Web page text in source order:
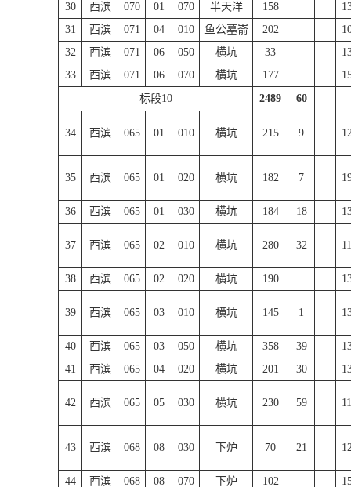
30 西滨 070 01 070 半天洋 158
31
西滨 071 04 010 鱼公墓嵛 202
32
西滨 071 06 050 横坑 33
33
西滨 071 06 070 横坑 177
标段10 2489 60
34 西滨 065 01 010 横坑 215 9
35 西滨 065 01 020 横坑 182 7
36 西滨 065 01 030 横坑 184 18
37 西滨 065 02 010 横坑 280 32
38 西滨 065 02 020 横坑 190
39 西滨 065 03 010 横坑 145 1
40 西滨 065 03 050 横坑 358 39
41
西滨 065 04 020 横坑 201 30
42 西滨 065 05 030 横坑 230 59
43 西滨 068 08 030 下炉 70 21
44 西滨 068 08 070 下炉 102